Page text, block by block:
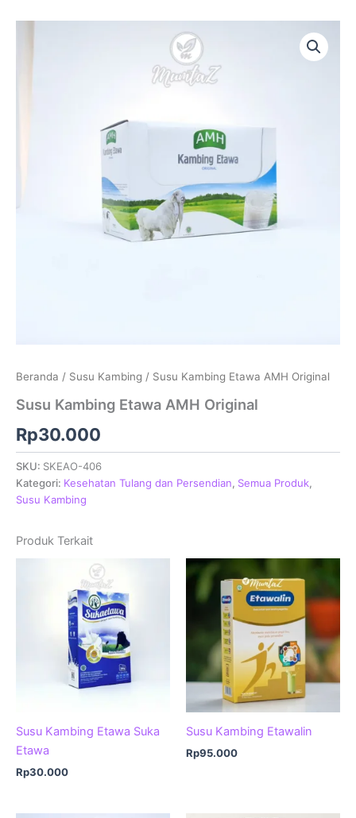
Beranda / Susu Kambing / Susu Kambing Etawa AMH Original
Susu Kambing Etawa AMH Original
Rp30.000
SKU: SKEAO-406
Kategori: Kesehatan Tulang dan Persendian, Semua Produk,
Susu Kambing
Produk Terkait
Susu Kambing Etawa Suka
Etawa
Rp30.000
Susu Kambing Etawalin
Rp95.000